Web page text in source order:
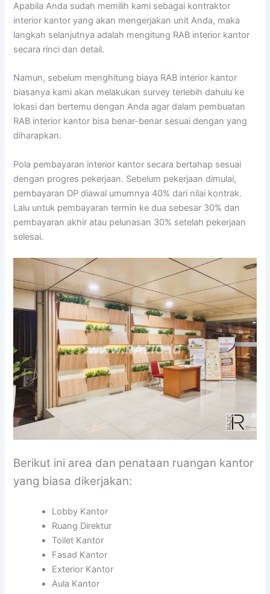
Apabila Anda sudah memilih kami sebagai kontraktor
interior kantor yang akan mengerjakan unit Anda, maka
langkah selanjutnya adalah mengitung RAB interior kantor
secara rinci dan detail.
Namun, sebelum menghitung biaya RAB interior kantor
biasanya kami akan melakukan survey terlebih dahulu ke
lokasi dan bertemu dengan Anda agar dalam pembuatan
RAB interior kantor bisa benar-benar sesuai dengan yang
diharapkan.
Pola pembayaran interior kantor secara bertahap sesuai
dengan progres pekerjaan. Sebelum pekerjaan dimulai,
pembayaran DP diawal umumnya 40% dari nilai kontrak.
Lalu untuk pembayaran termin ke dua sebesar 30% dan
pembayaran akhir atau pelunasan 30% setelah pekerjaan
selesai.
Berikut ini area dan penataan ruangan kantor
yang biasa dikerjakan:
Lobby Kantor
Ruang Direktur
Toilet Kantor
Fasad Kantor
Exterior Kantor
Aula Kantor